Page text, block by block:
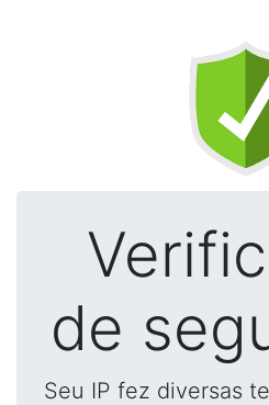
de
Seu IP fez diversas